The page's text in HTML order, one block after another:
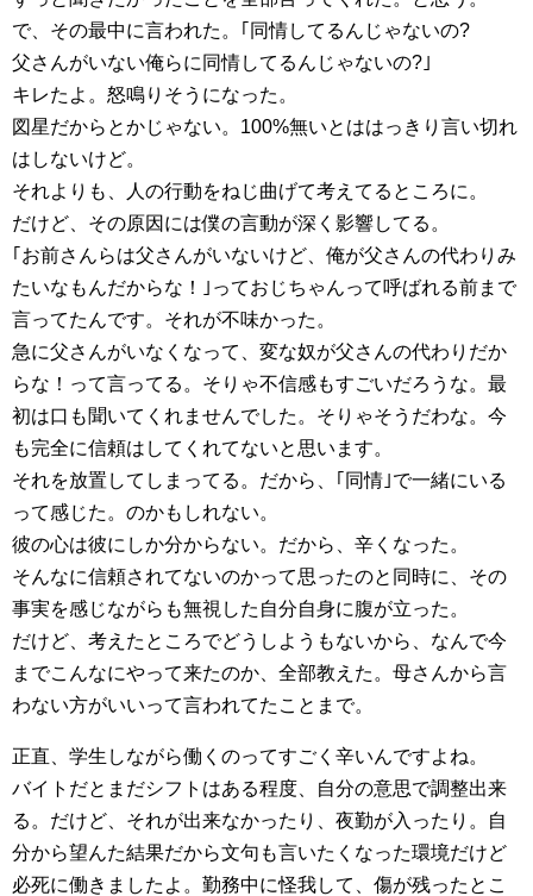
で、その最中に言われた。｢同情してるんじゃないの?
父さんがいない俺らに同情してるんじゃないの?｣
キレたよ。怒鳴りそうになった。
図星だからとかじゃない。100%無いとははっきり言い切れ
はしないけど。
それよりも、人の行動をねじ曲げて考えてるところに。
だけど、その原因には僕の言動が深く影響してる。
｢お前さんらは父さんがいないけど、俺が父さんの代わりみ
たいなもんだからな！｣っておじちゃんって呼ばれる前まで
言ってたんです。それが不味かった。
急に父さんがいなくなって、変な奴が父さんの代わりだか
らな！って言ってる。そりゃ不信感もすごいだろうな。最
初は口も聞いてくれませんでした。そりゃそうだわな。今
も完全に信頼はしてくれてないと思います。
それを放置してしまってる。だから、｢同情｣で一緒にいる
って感じた。のかもしれない。
彼の心は彼にしか分からない。だから、辛くなった。
そんなに信頼されてないのかって思ったのと同時に、その
事実を感じながらも無視した自分自身に腹が立った。
だけど、考えたところでどうしようもないから、なんで今
までこんなにやって来たのか、全部教えた。母さんから言
わない方がいいって言われてたことまで。
正直、学生しながら働くのってすごく辛いんですよね。
バイトだとまだシフトはある程度、自分の意思で調整出来
る。だけど、それが出来なかったり、夜勤が入ったり。自
分から望んた結果だから文句も言いたくなった環境だけど
必死に働きましたよ。勤務中に怪我して、傷が残ったとこ